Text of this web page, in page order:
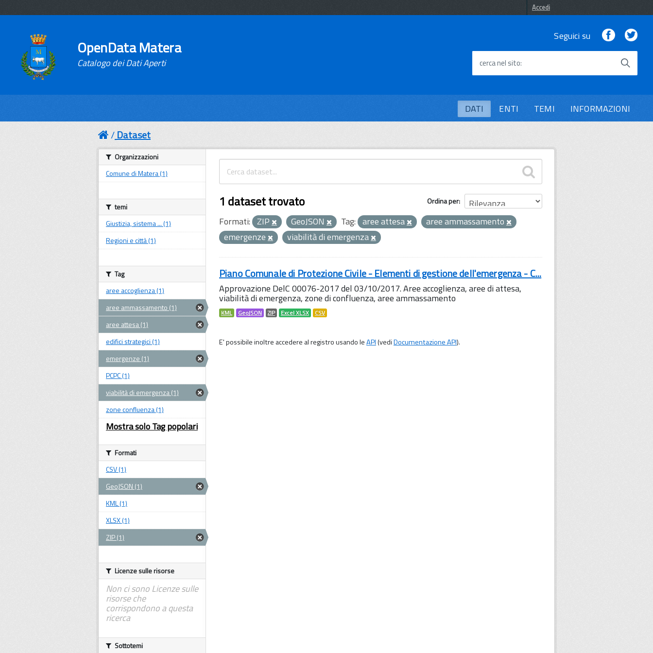
Accedi
OpenData Matera
Catalogo dei Dati Aperti
Seguici su Facebook
cerca nel sito
DATI ENTI TEMI INFORMAZIONI
Dataset
Ordina per
1 dataset trovato
Formati: ZIP GeoJSON Tag: aree attesa
aree ammassamento
emergenze
viabilità di emergenza
Piano Comunale di Protezione Civile - Elementi di gestione dell'emergenza - C...
Approvazione DelC 00076-2017 del 03/10/2017. Aree accoglienza, aree di attesa,
viabilità di emergenza, zone di confluenza, aree ammassamento
KML GeoJSON ZIP Excel XLSX CSV
E' possibile inoltre accedere al registro usando leAPI(vediDocumentazione API).
Organizzazioni
Comune di Matera (1)
temi
Giustizia, sistema ... (1)
Regioni e città (1)
Tag
aree accoglienza (1)
aree ammassamento (1)
aree attesa (1)
edifici strategici (1)
emergenze (1)
PCPC (1)
viabilità di emergenza (1)
zone confluenza (1)
Mostra solo Tag popolari
Formati
CSV (1)
GeoJSON (1)
KML (1)
XLSX (1)
ZIP (1)
Licenze sulle risorse
Non ci sono Licenze sulle
risorse che
corrispondono a questa
ricerca
Sottotemi